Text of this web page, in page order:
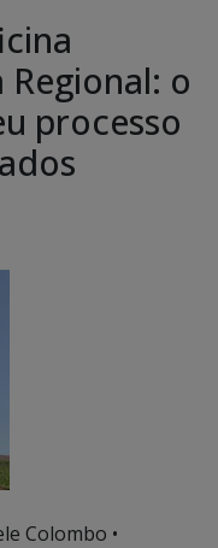
Regional: o
processo
Colombo •